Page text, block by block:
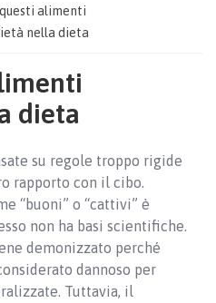
alimenti
nella dieta
dieta
su regole troppo rigide
rapporto con il cibo.
“buoni” o “cattivi” è
non ha basi scientifiche.
demonizzato perché
dannoso per
Tuttavia, il